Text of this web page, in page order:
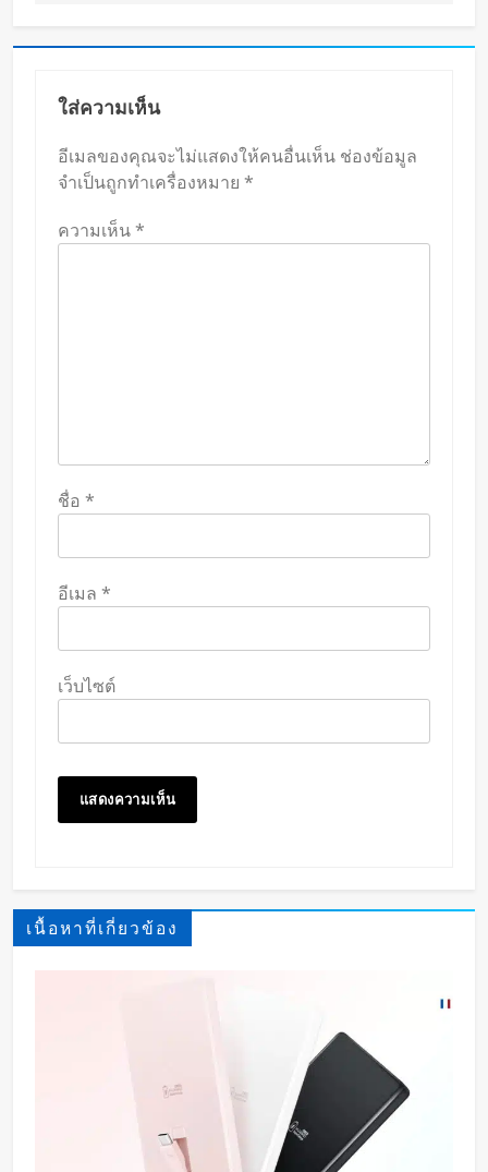
ใส่ความเห็น
อีเมลของคุณจะไม่แสดงให้คนอื่นเห็น ช่องข้อมูล
จำเป็นถูกทำเครื่องหมาย *
ความเห็น*
ชื่อ *
อีเมล *
เว็บไซต์
เนื้อหาที่เกี่ยวข้อง